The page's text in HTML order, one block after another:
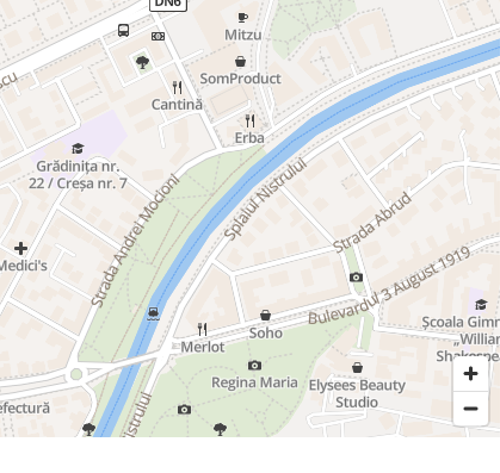
poate admite o înălțime maximă la cornișă ce nu va
Înălțimea totală (maximă) nu va depăși 36 m, (1-1-
fațadei de minimum 1,80 m.)
recomandăm dezvoltarea unui proiect pentru